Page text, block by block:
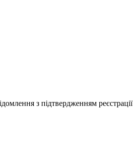
з підтвердженням реєстрації